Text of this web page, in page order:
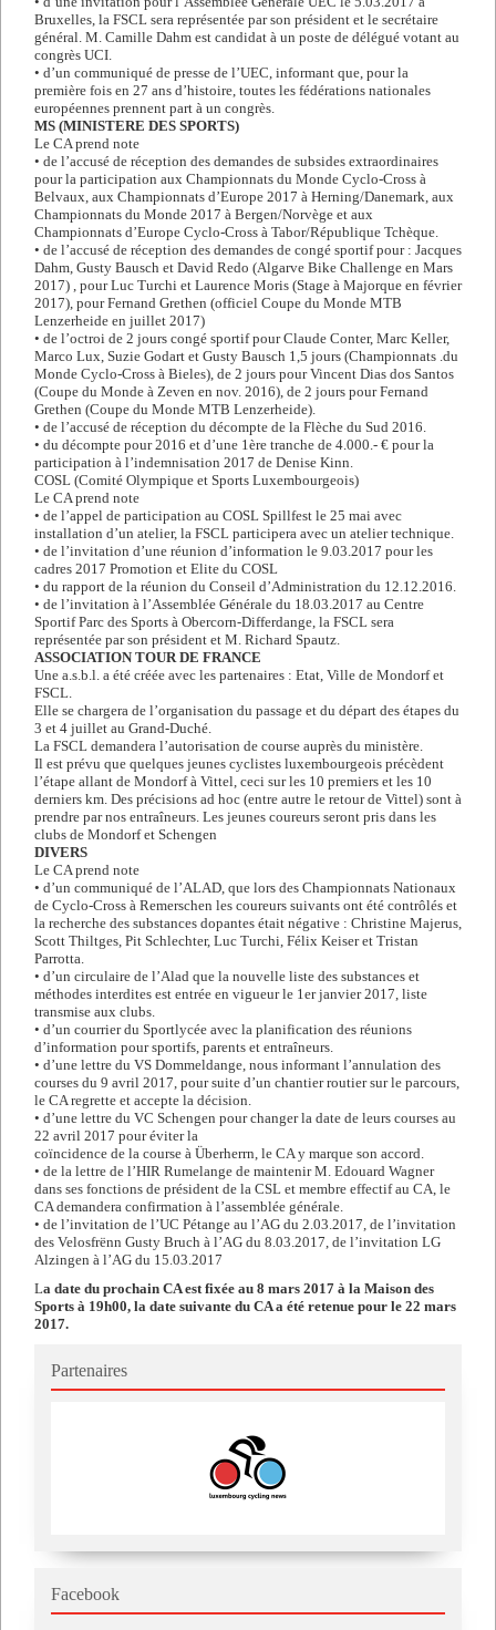
Bruxelles, la FSCL sera représentée par son président et le secrétaire
général. M. Camille Dahm est candidat à un poste de délégué votant au
congrès UCI.
• d’un communiqué de presse de l’UEC, informant que, pour la
première fois en 27 ans d’histoire, toutes les fédérations nationales
européennes prennent part à un congrès.
MS (MINISTERE DES SPORTS)
Le CA prend note
• de l’accusé de réception des demandes de subsides extraordinaires
pour la participation aux Championnats du Monde Cyclo-Cross à
Belvaux, aux Championnats d’Europe 2017 à Herning/Danemark, aux
Championnats du Monde 2017 à Bergen/Norvège et aux
Championnats d’Europe Cyclo-Cross à Tabor/République Tchèque.
• de l’accusé de réception des demandes de congé sportif pour : Jacques
Dahm, Gusty Bausch et David Redo (Algarve Bike Challenge en Mars
2017) , pour Luc Turchi et Laurence Moris (Stage à Majorque en février
2017), pour Fernand Grethen (officiel Coupe du Monde MTB
Lenzerheide en juillet 2017)
• de l’octroi de 2 jours congé sportif pour Claude Conter, Marc Keller,
Marco Lux, Suzie Godart et Gusty Bausch 1,5 jours (Championnats .du
Monde Cyclo-Cross à Bieles), de 2 jours pour Vincent Dias dos Santos
(Coupe du Monde à Zeven en nov. 2016), de 2 jours pour Fernand
Grethen (Coupe du Monde MTB Lenzerheide).
• de l’accusé de réception du décompte de la Flèche du Sud 2016.
• du décompte pour 2016 et d’une 1ère tranche de 4.000.- € pour la
participation à l’indemnisation 2017 de Denise Kinn.
COSL (Comité Olympique et Sports Luxembourgeois)
Le CA prend note
• de l’appel de participation au COSL Spillfest le 25 mai avec
installation d’un atelier, la FSCL participera avec un atelier technique.
• de l’invitation d’une réunion d’information le 9.03.2017 pour les
cadres 2017 Promotion et Elite du COSL
• du rapport de la réunion du Conseil d’Administration du 12.12.2016.
• de l’invitation à l’Assemblée Générale du 18.03.2017 au Centre
Sportif Parc des Sports à Obercorn-Differdange, la FSCL sera
représentée par son président et M. Richard Spautz.
ASSOCIATION TOUR DE FRANCE
Une a.s.b.l. a été créée avec les partenaires : Etat, Ville de Mondorf et
FSCL.
Elle se chargera de l’organisation du passage et du départ des étapes du
3 et 4 juillet au Grand-Duché.
La FSCL demandera l’autorisation de course auprès du ministère.
Il est prévu que quelques jeunes cyclistes luxembourgeois précèdent
l’étape allant de Mondorf à Vittel, ceci sur les 10 premiers et les 10
derniers km. Des précisions ad hoc (entre autre le retour de Vittel) sont à
prendre par nos entraîneurs. Les jeunes coureurs seront pris dans les
clubs de Mondorf et Schengen
DIVERS
Le CA prend note
• d’un communiqué de l’ALAD, que lors des Championnats Nationaux
de Cyclo-Cross à Remerschen les coureurs suivants ont été contrôlés et
la recherche des substances dopantes était négative : Christine Majerus,
Scott Thiltges, Pit Schlechter, Luc Turchi, Félix Keiser et Tristan
Parrotta.
• d’un circulaire de l’Alad que la nouvelle liste des substances et
méthodes interdites est entrée en vigueur le 1er janvier 2017, liste
transmise aux clubs.
• d’un courrier du Sportlycée avec la planification des réunions
d’information pour sportifs, parents et entraîneurs.
• d’une lettre du VS Dommeldange, nous informant l’annulation des
courses du 9 avril 2017, pour suite d’un chantier routier sur le parcours,
le CA regrette et accepte la décision.
• d’une lettre du VC Schengen pour changer la date de leurs courses au
22 avril 2017 pour éviter la
coïncidence de la course à Überherrn, le CA y marque son accord.
• de la lettre de l’HIR Rumelange de maintenir M. Edouard Wagner
dans ses fonctions de président de la CSL et membre effectif au CA, le
CA demandera confirmation à l’assemblée générale.
• de l’invitation de l’UC Pétange au l’AG du 2.03.2017, de l’invitation
des Velosfrënn Gusty Bruch à l’AG du 8.03.2017, de l’invitation LG
Alzingen à l’AG du 15.03.2017
La date du prochain CA est fixée au 8 mars 2017 à la Maison des
Sports à 19h00, la date suivante du CA a été retenue pour le 22 mars
2017.
Partenaires
Facebook